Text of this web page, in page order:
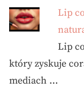
Lip
Lip
który zyskuje
mediach …